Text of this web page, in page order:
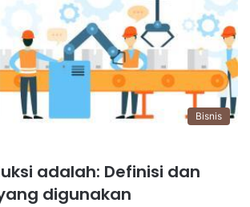
Bisnis
adalah: Definisi dan
digunakan